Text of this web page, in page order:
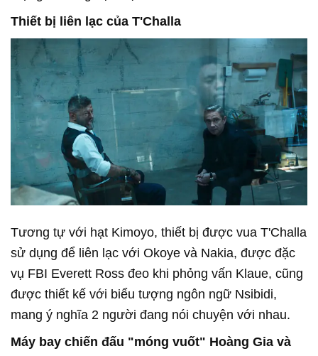
Thiết bị liên lạc của T'Challa
Tương tự với hạt Kimoyo, thiết bị được vua T'Challa
sử dụng để liên lạc với Okoye và Nakia, được đặc
vụ FBI Everett Ross đeo khi phỏng vấn Klaue, cũng
được thiết kế với biểu tượng ngôn ngữ Nsibidi,
mang ý nghĩa 2 người đang nói chuyện với nhau.
Máy bay chiến đấu "móng vuốt" Hoàng Gia và